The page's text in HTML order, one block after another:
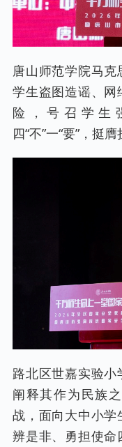
唐山师范学院马
学生盗图造谣、
险，号召学生
四“不”一“要”，挺
路北区世嘉实验小
阐释其作为民族
战，面向大中小学
辨是非、勇担使命